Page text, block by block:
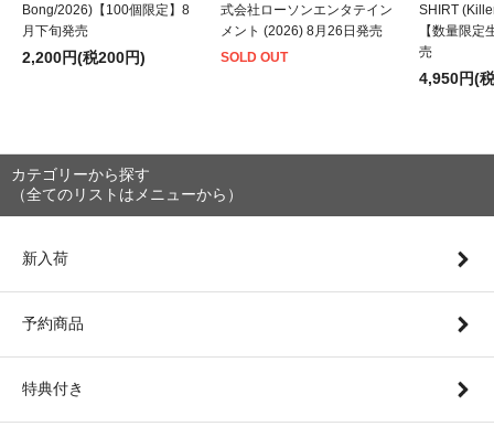
Bong/2026)【100個限定】8
月下旬発売
2,200円(税200円)
式会社ローソンエンタテイン
メント (2026) 8月26日発売
SOLD OUT
SHIRT
【数量限定
売
4,950円(
カテゴリーから探す
（全てのリストはメニューから）
新入荷
予約商品
特典付き